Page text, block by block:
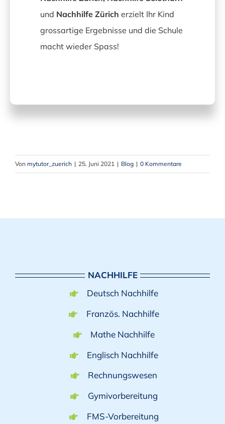
und Nachhilfe Zürich erzielt Ihr Kind
grossartige Ergebnisse und die Schule
macht wieder Spass!
Von mytutor_zuerich | 25. Juni 2021 | Blog | 0 Kommentare
NACHHILFE
Deutsch Nachhilfe
Französ. Nachhilfe
Mathe Nachhilfe
Englisch Nachhilfe
Rechnungswesen
Gymivorbereitung
FMS-Vorbereitung